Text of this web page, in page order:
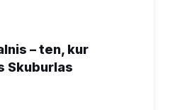
– ten, kur
Skuburlas